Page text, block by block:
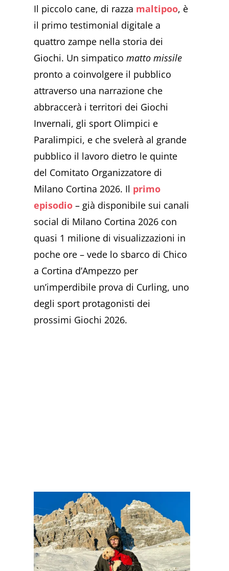
Il piccolo cane, di razza maltipoo, è
il primo testimonial digitale a
quattro zampe nella storia dei
Giochi. Un simpaticomatto missile
pronto a coinvolgere il pubblico
attraverso una narrazione che
abbraccerà i territori dei Giochi
Invernali, gli sport Olimpici e
Paralimpici, e che svelerà al grande
pubblico il lavoro dietro le quinte
del Comitato Organizzatore di
Milano Cortina 2026. Il primo
episodio – già disponibile sui canali
social di Milano Cortina 2026 con
quasi 1 milione di visualizzazioni in
poche ore – vede lo sbarco di Chico
a Cortina d’Ampezzo per
un’imperdibile prova di Curling, uno
degli sport protagonisti dei
prossimi Giochi 2026.